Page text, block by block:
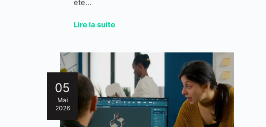
été...
Lire la suite
05
Mai
2026